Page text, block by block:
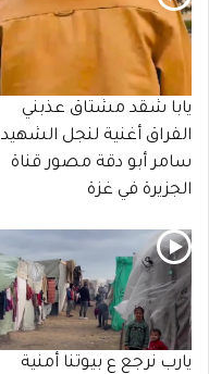
يابا شقد مشتاق عذبني
الفراق أغنية لنجل الشهيد
سامر أبو دقة مصور قناة
الجزيرة في غزة
يارب نرجع ع بيوتنا أمنية